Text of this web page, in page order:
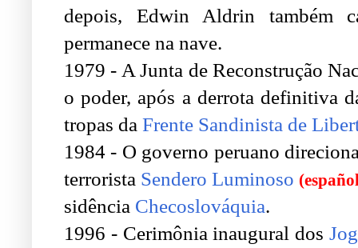
depois, Edwin Aldrin também
permanece na nave.
1979 - A Junta de Reconstrução
o poder, após a derrota definitiva
tropas da Frente Sandinista de
1984 - O governo peruano
terrorista Sendero Luminoso
sidência Checoslováquia.
1996 - Cerimônia inaugural dos